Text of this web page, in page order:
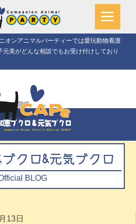
オンアニマルパーティーでは愛玩動物看護
美がどんな相談でもお受け付けしており
ブクロ&元気ブクロ
BLOG
13日